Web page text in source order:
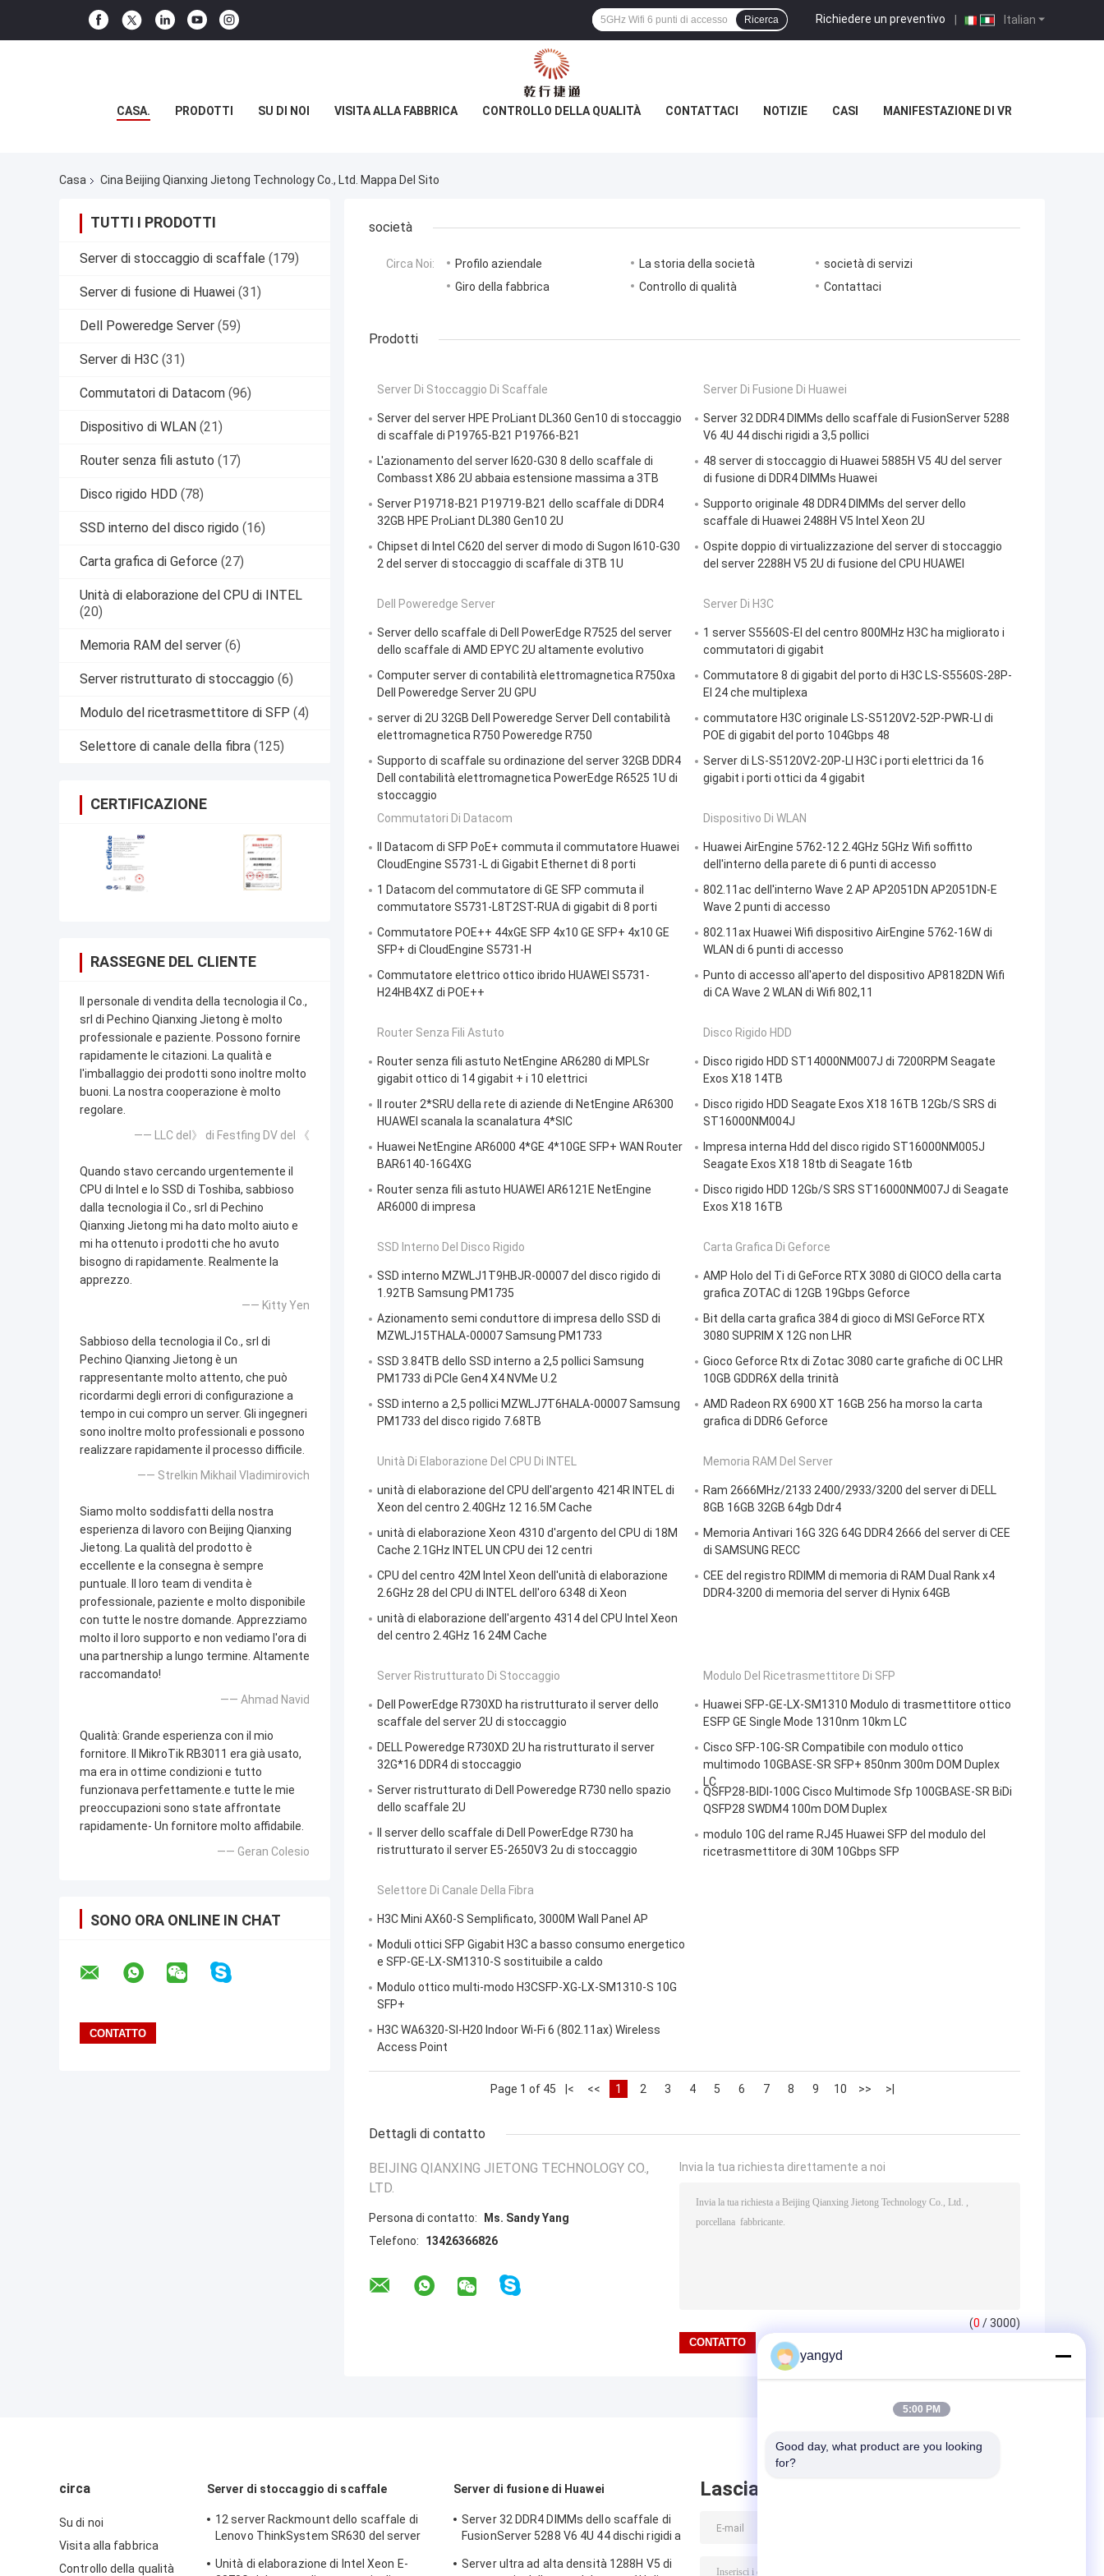
Italian
Richiedere un preventivo |
Ricerca
CASA. PRODOTTI SU DI NOI VISITA ALLA FABBRICA CONTROLLO DELLA QUALITÀ CONTATTACI NOTIZIE CASI MANIFESTAZIONE DI VR
Casa Cina Beijing Qianxing Jietong Technology Co., Ltd. Mappa Del Sito
TUTTI I PRODOTTI
Server di stoccaggio di scaffale (179)
Server di fusione di Huawei (31)
Dell Poweredge Server (59)
Server di H3C (31)
Commutatori di Datacom (96)
Dispositivo di WLAN (21)
Router senza fili astuto (17)
Disco rigido HDD (78)
SSD interno del disco rigido (16)
Carta grafica di Geforce (27)
Unità di elaborazione del CPU di INTEL
(20)
Memoria RAM del server (6)
Server ristrutturato di stoccaggio (6)
Modulo del ricetrasmettitore di SFP (4)
Selettore di canale della fibra (125)
CERTIFICAZIONE
RASSEGNE DEL CLIENTE
Il personale di vendita della tecnologia il Co.,
srl di Pechino Qianxing Jietong è molto
professionale e paziente. Possono fornire
rapidamente le citazioni. La qualità e
l'imballaggio dei prodotti sono inoltre molto
buoni. La nostra cooperazione è molto
regolare.
—— LLC del》 di Festfing DV del 《
Quando stavo cercando urgentemente il
CPU di Intel e lo SSD di Toshiba, sabbioso
dalla tecnologia il Co., srl di Pechino
Qianxing Jietong mi ha dato molto aiuto e
mi ha ottenuto i prodotti che ho avuto
bisogno di rapidamente. Realmente la
apprezzo.
—— Kitty Yen
Sabbioso della tecnologia il Co., srl di
Pechino Qianxing Jietong è un
rappresentante molto attento, che può
ricordarmi degli errori di configurazione a
tempo in cui compro un server. Gli ingegneri
sono inoltre molto professionali e possono
realizzare rapidamente il processo difficile.
—— Strelkin Mikhail Vladimirovich
Siamo molto soddisfatti della nostra
esperienza di lavoro con Beijing Qianxing
Jietong. La qualità del prodotto è
eccellente e la consegna è sempre
puntuale. Il loro team di vendita è
professionale, paziente e molto disponibile
con tutte le nostre domande. Apprezziamo
molto il loro supporto e non vediamo l'ora di
una partnership a lungo termine. Altamente
raccomandato!
—— Ahmad Navid
Qualità: Grande esperienza con il mio
fornitore. Il MikroTik RB3011 era già usato,
ma era in ottime condizioni e tutto
funzionava perfettamente.e tutte le mie
preoccupazioni sono state affrontate
rapidamente- Un fornitore molto affidabile.
—— Geran Colesio
SONO ORA ONLINE IN CHAT
società
Circa Noi: Profilo aziendale La storia della società
società di servizi
Giro della fabbrica
Controllo di qualità Contattaci
Prodotti
Server Di Stoccaggio Di Scaffale
Server del server HPE ProLiant DL360 Gen10 di stoccaggio
di scaffale di P19765-B21 P19766-B21
L'azionamento del server I620-G30 8 dello scaffale di
Combasst X86 2U abbaia estensione massima a 3TB
Server P19718-B21 P19719-B21 dello scaffale di DDR4
32GB HPE ProLiant DL380 Gen10 2U
Chipset di Intel C620 del server di modo di Sugon I610-G30
2 del server di stoccaggio di scaffale di 3TB 1U
Server Di Fusione Di Huawei
Server 32 DDR4 DIMMs dello scaffale di FusionServer 5288
V6 4U 44 dischi rigidi a 3,5 pollici
48 server di stoccaggio di Huawei 5885H V5 4U del server
di fusione di DDR4 DIMMs Huawei
Supporto originale 48 DDR4 DIMMs del server dello
scaffale di Huawei 2488H V5 Intel Xeon 2U
Ospite doppio di virtualizzazione del server di stoccaggio
del server 2288H V5 2U di fusione del CPU HUAWEI
Dell Poweredge Server
Server dello scaffale di Dell PowerEdge R7525 del server
dello scaffale di AMD EPYC 2U altamente evolutivo
Computer server di contabilità elettromagnetica R750xa
Dell Poweredge Server 2U GPU
server di 2U 32GB Dell Poweredge Server Dell contabilità
elettromagnetica R750 Poweredge R750
Supporto di scaffale su ordinazione del server 32GB DDR4
Dell contabilità elettromagnetica PowerEdge R6525 1U di
stoccaggio
Server Di H3C
1 server S5560S-EI del centro 800MHz H3C ha migliorato i
commutatori di gigabit
Commutatore 8 di gigabit del porto di H3C LS-S5560S-28P-
EI 24 che multiplexa
commutatore H3C originale LS-S5120V2-52P-PWR-LI di
POE di gigabit del porto 104Gbps 48
Server di LS-S5120V2-20P-LI H3C i porti elettrici da 16
gigabit i porti ottici da 4 gigabit
Commutatori Di Datacom
Il Datacom di SFP PoE+ commuta il commutatore Huawei
CloudEngine S5731-L di Gigabit Ethernet di 8 porti
1 Datacom del commutatore di GE SFP commuta il
commutatore S5731-L8T2ST-RUA di gigabit di 8 porti
Commutatore POE++ 44xGE SFP 4x10 GE SFP+ 4x10 GE
SFP+ di CloudEngine S5731-H
Commutatore elettrico ottico ibrido HUAWEI S5731-
H24HB4XZ di POE++
Dispositivo Di WLAN
Huawei AirEngine 5762-12 2.4GHz 5GHz Wifi soffitto
dell'interno della parete di 6 punti di accesso
802.11ac dell'interno Wave 2 AP AP2051DN AP2051DN-E
Wave 2 punti di accesso
802.11ax Huawei Wifi dispositivo AirEngine 5762-16W di
WLAN di 6 punti di accesso
Punto di accesso all'aperto del dispositivo AP8182DN Wifi
di CA Wave 2 WLAN di Wifi 802,11
Router Senza Fili Astuto
Router senza fili astuto NetEngine AR6280 di MPLSr
gigabit ottico di 14 gigabit + i 10 elettrici
Il router 2*SRU della rete di aziende di NetEngine AR6300
HUAWEI scanala la scanalatura 4*SIC
Huawei NetEngine AR6000 4*GE 4*10GE SFP+ WAN Router
BAR6140-16G4XG
Router senza fili astuto HUAWEI AR6121E NetEngine
AR6000 di impresa
Disco Rigido HDD
Disco rigido HDD ST14000NM007J di 7200RPM Seagate
Exos X18 14TB
Disco rigido HDD Seagate Exos X18 16TB 12Gb/S SRS di
ST16000NM004J
Impresa interna Hdd del disco rigido ST16000NM005J
Seagate Exos X18 18tb di Seagate 16tb
Disco rigido HDD 12Gb/S SRS ST16000NM007J di Seagate
Exos X18 16TB
SSD Interno Del Disco Rigido
SSD interno MZWLJ1T9HBJR-00007 del disco rigido di
1.92TB Samsung PM1735
Azionamento semi conduttore di impresa dello SSD di
MZWLJ15THALA-00007 Samsung PM1733
SSD 3.84TB dello SSD interno a 2,5 pollici Samsung
PM1733 di PCIe Gen4 X4 NVMe U.2
SSD interno a 2,5 pollici MZWLJ7T6HALA-00007 Samsung
PM1733 del disco rigido 7.68TB
Carta Grafica Di Geforce
AMP Holo del Ti di GeForce RTX 3080 di GIOCO della carta
grafica ZOTAC di 12GB 19Gbps Geforce
Bit della carta grafica 384 di gioco di MSI GeForce RTX
3080 SUPRIM X 12G non LHR
Gioco Geforce Rtx di Zotac 3080 carte grafiche di OC LHR
10GB GDDR6X della trinità
AMD Radeon RX 6900 XT 16GB 256 ha morso la carta
grafica di DDR6 Geforce
Unità Di Elaborazione Del CPU Di INTEL
unità di elaborazione del CPU dell'argento 4214R INTEL di
Xeon del centro 2.40GHz 12 16.5M Cache
unità di elaborazione Xeon 4310 d'argento del CPU di 18M
Cache 2.1GHz INTEL UN CPU dei 12 centri
CPU del centro 42M Intel Xeon dell'unità di elaborazione
2.6GHz 28 del CPU di INTEL dell'oro 6348 di Xeon
unità di elaborazione dell'argento 4314 del CPU Intel Xeon
del centro 2.4GHz 16 24M Cache
Memoria RAM Del Server
Ram 2666MHz/2133 2400/2933/3200 del server di DELL
8GB 16GB 32GB 64gb Ddr4
Memoria Antivari 16G 32G 64G DDR4 2666 del server di CEE
di SAMSUNG RECC
CEE del registro RDIMM di memoria di RAM Dual Rank x4
DDR4-3200 di memoria del server di Hynix 64GB
Server Ristrutturato Di Stoccaggio
Dell PowerEdge R730XD ha ristrutturato il server dello
scaffale del server 2U di stoccaggio
DELL Poweredge R730XD 2U ha ristrutturato il server
32G*16 DDR4 di stoccaggio
Server ristrutturato di Dell Poweredge R730 nello spazio
dello scaffale 2U
Il server dello scaffale di Dell PowerEdge R730 ha
ristrutturato il server E5-2650V3 2u di stoccaggio
Modulo Del Ricetrasmettitore Di SFP
Huawei SFP-GE-LX-SM1310 Modulo di trasmettitore ottico
ESFP GE Single Mode 1310nm 10km LC
Cisco SFP-10G-SR Compatibile con modulo ottico
multimodo 10GBASE-SR SFP+ 850nm 300m DOM Duplex
LC
QSFP28-BIDI-100G Cisco Multimode Sfp 100GBASE-SR BiDi
QSFP28 SWDM4 100m DOM Duplex
modulo 10G del rame RJ45 Huawei SFP del modulo del
ricetrasmettitore di 30M 10Gbps SFP
Selettore Di Canale Della Fibra
H3C Mini AX60-S Semplificato, 3000M Wall Panel AP
Moduli ottici SFP Gigabit H3C a basso consumo energetico
e SFP-GE-LX-SM1310-S sostituibile a caldo
Modulo ottico multi-modo H3CSFP-XG-LX-SM1310-S 10G
SFP+
H3C WA6320-SI-H20 Indoor Wi-Fi 6 (802.11ax) Wireless
Access Point
Page 1 of 45 |< << 1 2 3 4 5 6 7 8 9 10 >> >|
Dettagli di contatto
BEIJING QIANXING JIETONG TECHNOLOGY CO.,
LTD.
Persona di contatto:
Ms. Sandy Yang
Telefono:
13426366826
Invia la tua richiesta direttamente a noi
(0 / 3000)
circa
Su di noi
Visita alla fabbrica
Controllo della qualità
Server di stoccaggio di scaffale
12 server Rackmount dello scaffale di
Lenovo ThinkSystem SR630 del server
Unità di elaborazione di Intel Xeon E-
Server di fusione di Huawei
Server 32 DDR4 DIMMs dello scaffale di
FusionServer 5288 V6 4U 44 dischi rigidi a
Server ultra ad alta densità 1288H V5 di
Lasciare messaggio
yangyd
5:00 PM
Good day, what product are you looking
for?